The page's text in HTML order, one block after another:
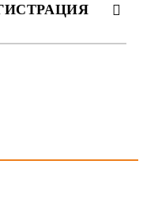
ден.